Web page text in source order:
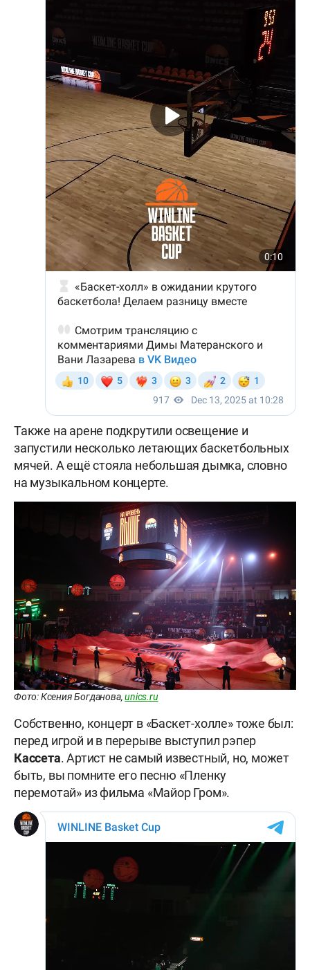
Также на арене подкрутили освещение и
запустили несколько летающих баскетбольных
мячей. А ещё стояла небольшая дымка, словно
на музыкальном концерте.
Фото: Ксения Богданова,unics.ru
Собственно, концерт в «Баскет-холле» тоже был:
перед игрой и в перерыве выступил рэпер
Кассета. Артист не самый известный, но, может
быть, вы помните его песню «Пленку
перемотай» из фильма «Майор Гром».